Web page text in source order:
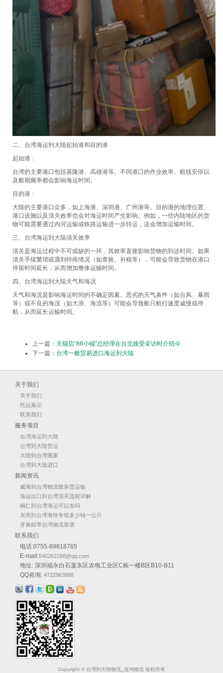
二、台湾海运到大陆起始港和目的港
起始港：
台湾的主要港口包括基隆港、高雄港等。不同港口的作业效率、航线安排以
及船期频率都会影响海运时间。
目的港：
大陆的主要港口众多，如上海港、深圳港、广州港等。目的港的地理位置、
港口设施以及清关效率也会对海运时间产生影响。例如，一些内陆地区的货
物可能需要通过内河运输或铁路运输进一步转运，这会增加运输时间。
三、台湾海运到大陆清关效率
清关是海运过程中不可或缺的一环，其效率直接影响货物的到达时间。如果
清关手续繁琐或遇到特殊情况（如查验、补税等），可能会导致货物在港口
停留时间延长，从而增加整体运输时间。
四、台湾海运到大陆天气和海况
天气和海况是影响海运时间的不确定因素。恶劣的天气条件（如台风、暴雨
等）或不良的海况（如大浪、海流等）可能会导致船只航行速度减慢或停
航，从而延长运输时间。
上一篇： 天猫店“86小铺”总经理在台北接受采访时介绍今
下一篇： 台湾一般贸易进口海运到大陆
关于我们
关于我们
托运展示
联系我们
服务项目
台湾海运到大陆
台湾到大陆货运
大陆到台湾搬家
台湾到大陆进口
新闻资讯
威海到台湾物流散杂货运输
海运出口到台湾清关流程详解
铜仁到台湾海运可以发吗
东莞到台湾海快专线多少钱一公斤
牙膏邮寄台湾物流靠谱
联系我们
电话:0755-89818765
E-mail:540262268@qq.com
地址: 深圳福永白石厦东区农电工业区C栋一楼B区B10-B11
QQ咨询: 4722963888
Copyright © 台湾到大陆物流_连鸿物流 版权所有